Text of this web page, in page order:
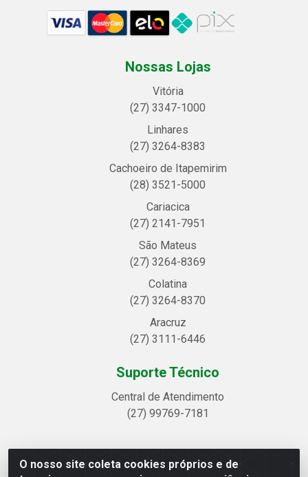
O nosso site coleta cookies próprios e de
Nossas Lojas
Vitória
(27) 3347-1000
Linhares
(27) 3264-8383
Cachoeiro de Itapemirim
(28) 3521-5000
Cariacica
(27) 2141-7951
São Mateus
(27) 3264-8369
Colatina
(27) 3264-8370
Aracruz
(27) 3111-6446
Suporte Técnico
Central de Atendimento
(27) 99769-7181
Linhavix Distribuidora LTDA - Avenida Alegre, 2521 -